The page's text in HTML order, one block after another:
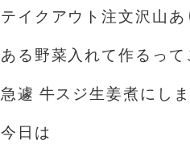
テイクアウト注文沢山あ
ある野菜入れて作るっ
急遽 牛スジ生姜煮にし
今日は